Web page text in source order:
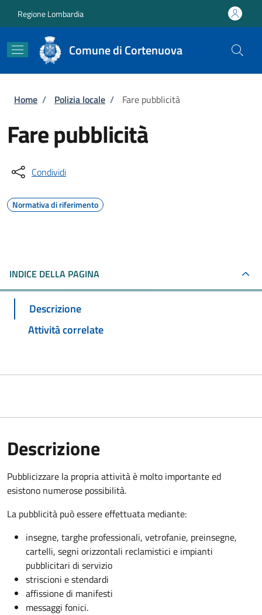
Regione Lombardia
Comune di Cortenuova
Briciole di pane
Home / Polizia locale / Fare pubblicità
Fare pubblicità
Condividi
Normativa di riferimento
INDICE DELLA PAGINA
Descrizione
Attività correlate
Descrizione
Pubblicizzare la propria attività è molto importante ed
esistono numerose possibilità.
La pubblicità può essere effettuata mediante:
insegne, targhe professionali, vetrofanie, preinsegne,
cartelli, segni orizzontali reclamistici e impianti
pubblicitari di servizio
striscioni e stendardi
affissione di manifesti
messaggi fonici.